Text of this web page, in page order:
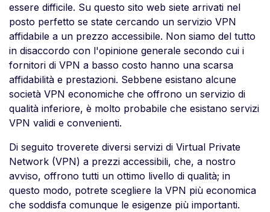
essere difficile. Su questo sito web siete arrivati nel
posto perfetto se state cercando un servizio VPN
affidabile a un prezzo accessibile. Non siamo del tutto
in disaccordo con l'opinione generale secondo cui i
fornitori di VPN a basso costo hanno una scarsa
affidabilità e prestazioni. Sebbene esistano alcune
società VPN economiche che offrono un servizio di
qualità inferiore, è molto probabile che esistano servizi
VPN validi e convenienti.
Di seguito troverete diversi servizi di Virtual Private
Network (VPN) a prezzi accessibili, che, a nostro
avviso, offrono tutti un ottimo livello di qualità; in
questo modo, potrete scegliere la VPN più economica
che soddisfa comunque le esigenze più importanti.